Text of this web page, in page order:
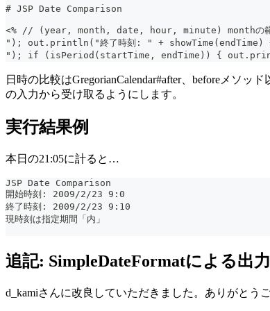
# JSP Date Comparison
<% // (year, month, date, hour, minute) monthの
"); out.println("終了時刻: " +
"); if (isPeriod(startTime, endTime)) {
日時の比較はGregorianCalendar#after、beforeメソッ
の入力から受け取るようにします。
実行結果例
本日の21:05に計ると…
JSP Date Comparison
開始時刻: 2009/2/23 9:0
終了時刻: 2009/2/23 9:10
現時刻は指定期間「内」
追記: SimpleDateFormatによる出
d_kamiさんに改良していただきました。ありがとう